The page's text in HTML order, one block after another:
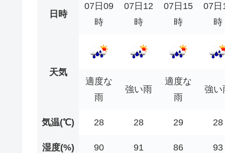
日時
07日09
時
07日12
時
07日15
時
07日
時
天気
適度な
雨
強い雨
適度な
雨
強い
気温(℃) 28 28 29 28
湿度(%) 90 91 86 93